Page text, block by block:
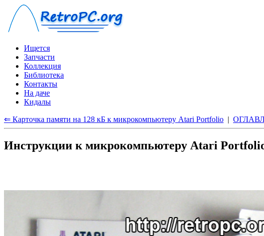
Ищется
Запчасти
Коллекция
Библиотека
Контакты
На даче
Кидалы
⇐ Карточка памяти на 128 кБ к микрокомпьютеру Atari Portfolio |
Инструкции к микрокомпьютеру Atari